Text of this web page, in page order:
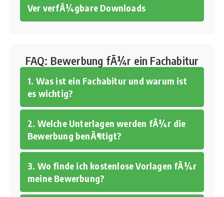
Ver verfÃ¼gbare Downloads
FAQ: Bewerbung fÃ¼r ein Fachabitur
1. Was ist ein Fachabitur und warum ist
es wichtig?
2. Welche Unterlagen werden fÃ¼r die
Bewerbung benÃ¶tigt?
3. Wo finde ich kostenlose Vorlagen fÃ¼r
meine Bewerbung?